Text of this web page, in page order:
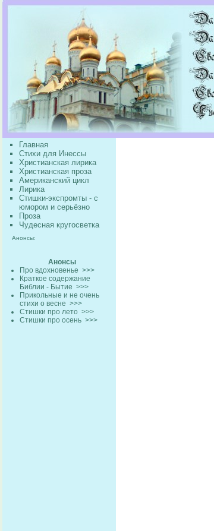
Главная
Стихи для Инессы
Христианская лирика
Христианская проза
Американский цикл
Лирика
Стишки-экспромты - с
юмором и серьёзно
Проза
Чудесная кругосветка
Анонсы:
Анонсы
Про вдохновенье >>>
Краткое содержание
Библии - Бытие >>>
Прикольные и не очень
стихи о весне >>>
Стишки про лето >>>
Стишки про осень >>>